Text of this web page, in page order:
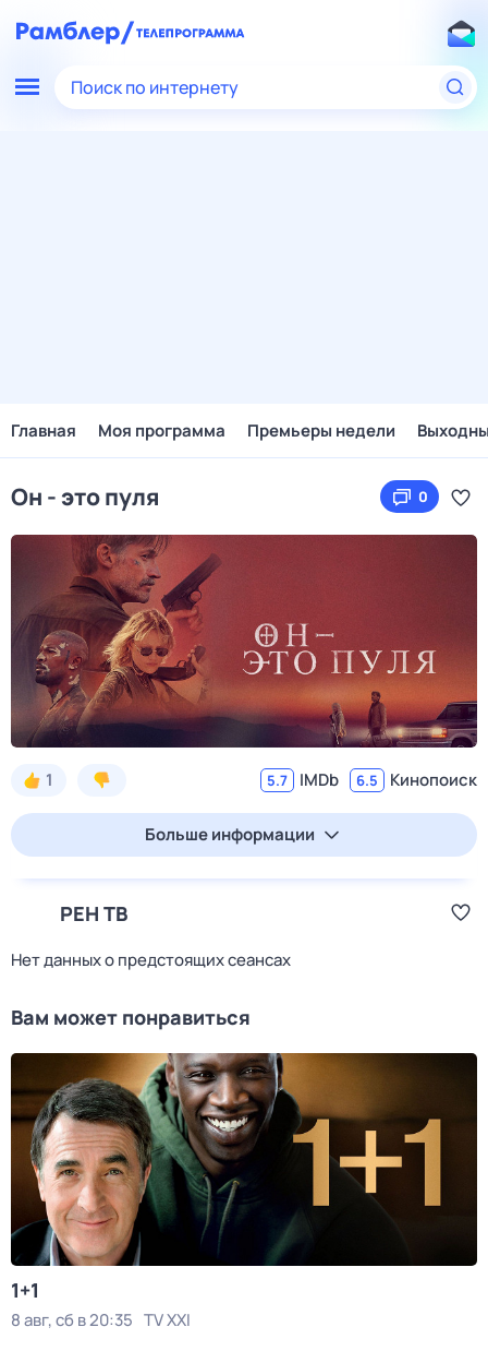
Поиск по интернету
Главная Моя программа Премьеры недели
Он - это пуля 0
1 5.7 IMDb 6.5 Кинопоиск
Больше информации
РЕН ТВ
Нет данных о предстоящих сеансах
Вам может понравиться
1+1
8 авг, сб в 20:35 TV XXI